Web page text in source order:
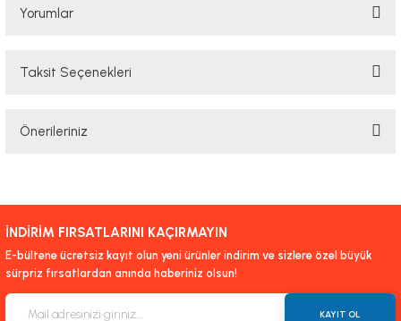
Yorumlar
Taksit Seçenekleri
Önerileriniz
yetersiz gördüğünüz noktaları öneri formunu kullanarak tarafımıza
iletebilirsiniz.
Görüş ve önerileriniz için teşekkür ederiz.
Ürün açıklamasında eksik bilgiler bulunuyor.
İNDİRİM FIRSATLARINI KAÇIRMAYIN
E-bültene ücretsiz kayıt olun yeni ürünler indirim ve sizlere özel büyük
sürpriz fırsatlardan anında haberiniz olsun!
KAYIT OL